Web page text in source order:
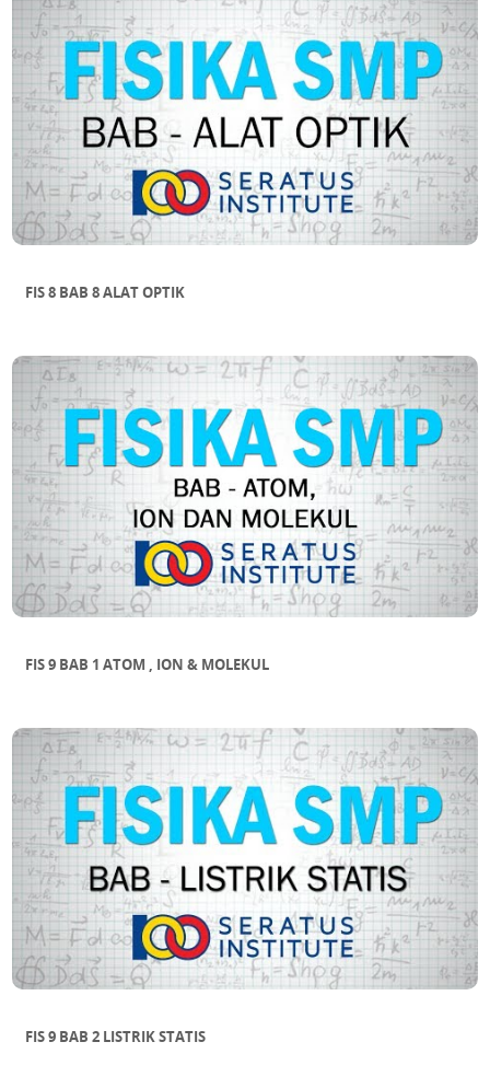
FIS 8 BAB 8 ALAT OPTIK
FIS 9 BAB 1 ATOM , ION & MOLEKUL
FIS 9 BAB 2 LISTRIK STATIS